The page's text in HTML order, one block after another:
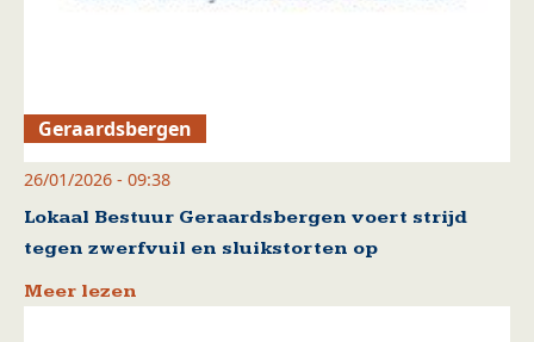
Geraardsbergen
26/01/2026 - 09:38
Lokaal Bestuur Geraardsbergen voert strijd
tegen zwerfvuil en sluikstorten op
Meer lezen